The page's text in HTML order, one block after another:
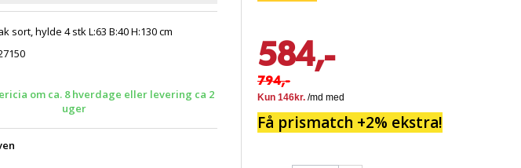
sort, hylde 4 stk L:63 B:40 H:130 cm
om ca. 8 hverdage eller levering ca 2
uger
584,-
794,-
Få prismatch +2% ekstra!